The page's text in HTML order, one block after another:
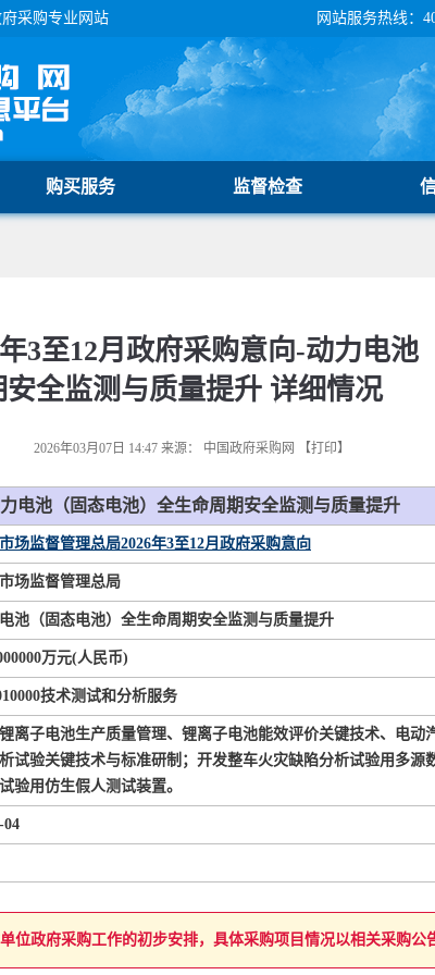
采购专业网站 网站服务热线：
购买服务 监督检查
3至12月政府采购意向-动力电池
安全监测与质量提升 详细情况
2026年03月07日 14:47 来源： 中国政府采购网 【打印】
电池（固态电池）全生命周期安全监测与质量提升
场监督管理总局2026年3至12月政府采购意向
场监督管理总局
池（固态电池）全生命周期安全监测与质量提升
万元(人民币)
技术测试和分析服务
离子电池生产质量管理、锂离子电池能效评价关键技术、电动
试验关键技术与标准研制；开发整车火灾缺陷分析试验用多源
验用仿生假人测试装置。
04
位政府采购工作的初步安排，具体采购项目情况以相关采购公